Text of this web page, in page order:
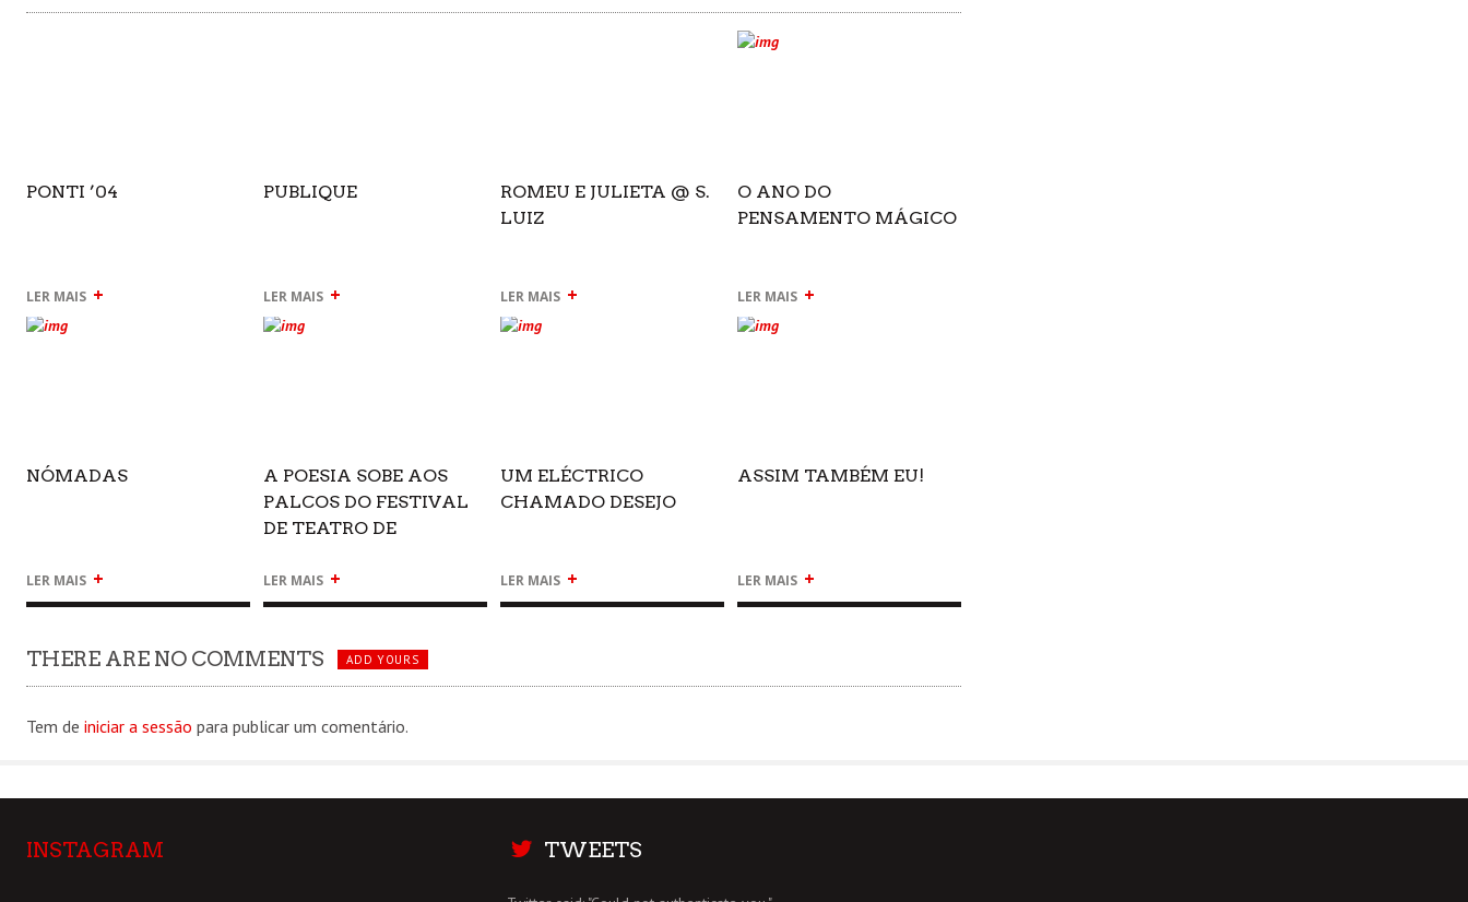
PONTI ’04
LER MAIS +
PUBLIQUE
LER MAIS +
ROMEU E JULIETA @ S.
LUIZ
LER MAIS +
O ANO DO
PENSAMENTO MÁGICO
LER MAIS +
NÓMADAS
LER MAIS +
A POESIA SOBE AOS
PALCOS DO FESTIVAL
DE TEATRO DE
LER MAIS +
UM ELÉCTRICO
CHAMADO DESEJO
LER MAIS +
ASSIM TAMBÉM EU!
LER MAIS +
THERE ARE NO COMMENTS ADD YOURS
Tem de iniciar a sessão para publicar um comentário.
INSTAGRAM TWEETS